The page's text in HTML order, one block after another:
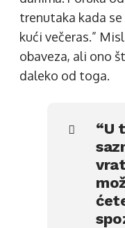
trenutaka kada
kući večeras.”
obaveza, ali ono
daleko od toga.
“U